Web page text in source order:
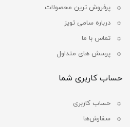
پرفروش ترین محصولات
درباره سامی تویز
تماس با ما
پرسش های متداول
حساب کاربری شما
حساب کاربری
سفارش‌ها